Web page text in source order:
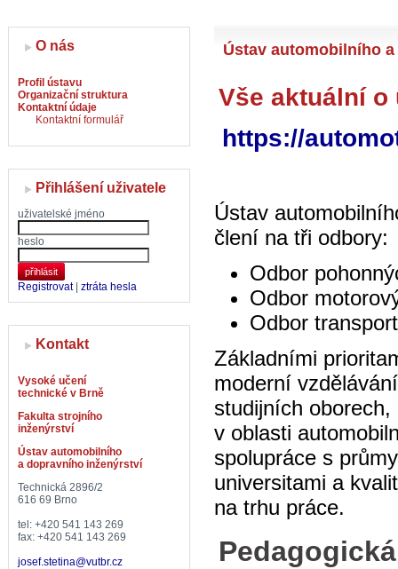
O nás
Profil ústavu
Organizační struktura
Kontaktní údaje
Kontaktní formulář
Přihlášení uživatele
uživatelské jméno
heslo
přihlásit
Registrovat| ztráta hesla
Kontakt
Vysoké učení
technické v Brně
Fakulta strojního
inženýrství
Ústav automobilního
a dopravního inženýrství
Technická 2896/2
616 69 Brno
tel: +420 541 143 269
fax: +420 541 143 269
josef.stetina@vutbr.cz
Ústav automobilního
Vše aktuální o
https://
Ústav
člení na tři odbory:
Odbor
Odbor
Odbor
Základními
moderní
studijních
v oblasti
spolupráce s
universitami a
na trhu práce.